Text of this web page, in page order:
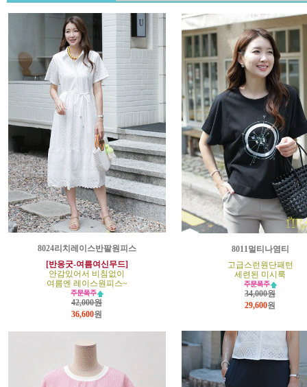
8024리치레이스반팔원피스
[반응굿-여름여신무드]
안감있어서 비침없이
여름엔 레이스원피스~
42,000원
36,600원
8011멀티나염티
고급스런원단패턴
세련된 미시룩
34,000원
29,600원